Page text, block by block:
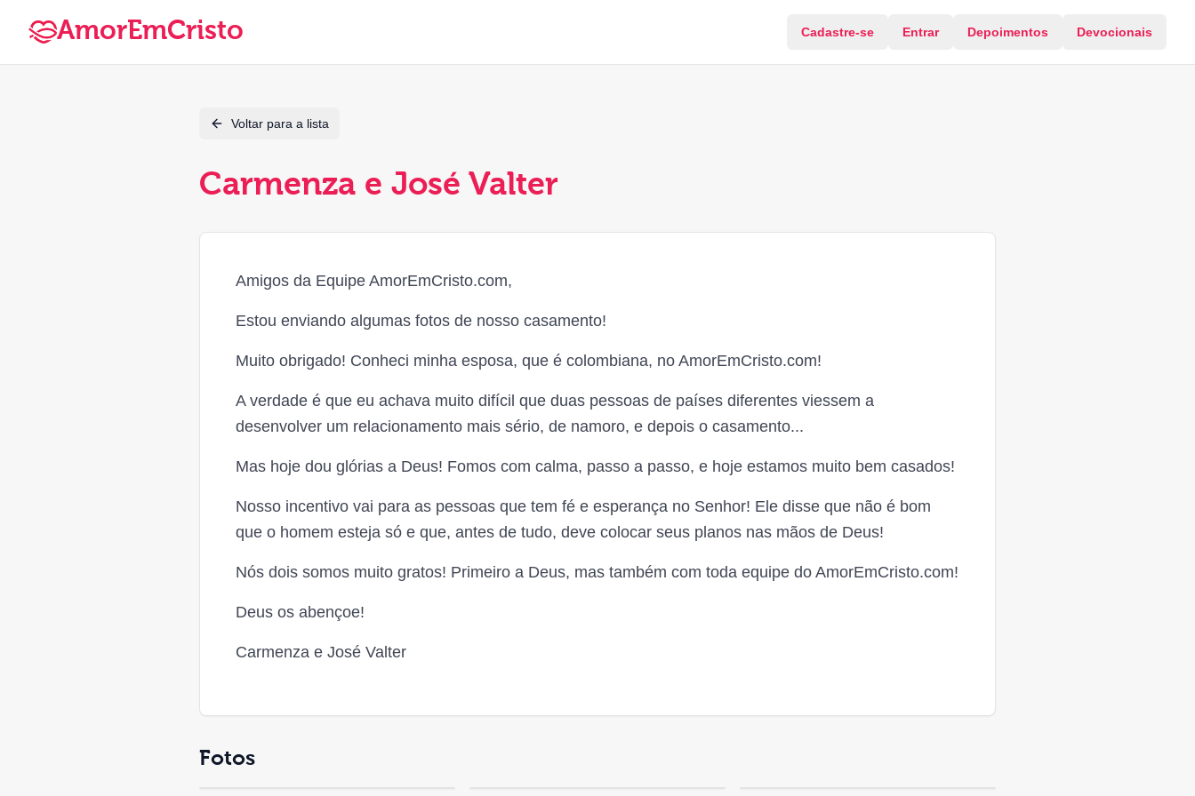
AmorEmCristo Cadastre-se Entrar Depoimentos Devocionais
Voltar para a lista
Carmenza e José Valter
Amigos da Equipe AmorEmCristo.com,
Estou enviando algumas fotos de nosso casamento!
Muito obrigado! Conheci minha esposa, que é colombiana, no AmorEmCristo.com!
A verdade é que eu achava muito difícil que duas pessoas de países diferentes viessem a
desenvolver um relacionamento mais sério, de namoro, e depois o casamento...
Mas hoje dou glórias a Deus! Fomos com calma, passo a passo, e hoje estamos muito bem casados!
Nosso incentivo vai para as pessoas que tem fé e esperança no Senhor! Ele disse que não é bom
que o homem esteja só e que, antes de tudo, deve colocar seus planos nas mãos de Deus!
Nós dois somos muito gratos! Primeiro a Deus, mas também com toda equipe do AmorEmCristo.com!
Deus os abençoe!
Carmenza e José Valter
Fotos